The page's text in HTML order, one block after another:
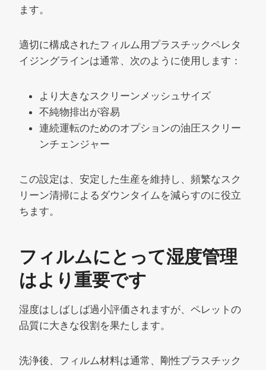
ます。
適切に構成されたフィルム用プラスチックペレタ
イジングラインは通常、次のように使用します：
より大きなスクリーンメッシュサイズ
不純物排出が容易
連続運転のためのオプションの油圧スクリー
ンチェンジャー
この設定は、安定した生産を維持し、頻繁なスク
リーン清掃によるダウンタイムを減らすのに役立
ちます。
フィルムにとって湿度管理
はより重要です
湿度はしばしば過小評価されますが、ペレットの
品質に大きな役割を果たします。
洗浄後、フィルム材料は通常、剛性プラスチック